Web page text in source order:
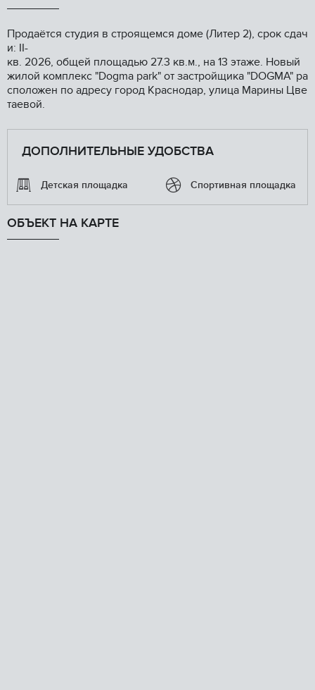
Продаётся студия в строящемся доме (Литер 2), срок сдач
и: II-
кв. 2026, общей площадью 27.3 кв.м., на 13 этаже. Новый
жилой комплекс "Dogma park" от застройщика "DOGMA" ра
сположен по адресу город Краснодар, улица Марины Цве
таевой.
ДОПОЛНИТЕЛЬНЫЕ УДОБСТВА
Детская площадка Спортивная площадка
ОБЪЕКТ НА КАРТЕ